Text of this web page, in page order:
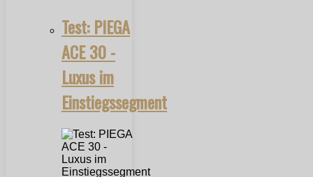
Test: PIEGA
ACE 30 -
Luxus im
Einstiegssegment